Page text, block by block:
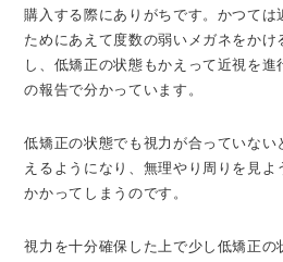
購入する際にありがちです。かつては
ためにあえて度数の弱いメガネをか
し、低矯正の状態もかえって近視を
の報告で分かっています。
低矯正の状態でも視力が合っていな
えるようになり、無理やり周りを見
かかってしまうのです。
視力を十分確保した上で少し低矯正の